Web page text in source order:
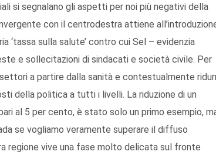
si segnalano gli aspetti per noi più negativi della
con il centrodestra attiene
‘tassa sulla salute’ contro cui Sel – evidenzia
e sollecitazioni di sindacati e società civile. Per
a partire dalla sanità e contestualmente
della politica a tutti i livelli. La riduzione di un
al 5 per cento, è stato solo un primo esempio,
se vogliamo veramente superare il diffuso
regione vive una fase molto delicata sul fronte